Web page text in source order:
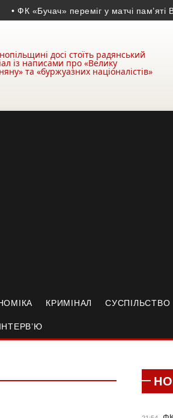
«Бучач» переміг у матчі пам’яті
досі стоїть радянський
із написами про «Велику
та «буржуазних націоналістів»
КРИМІНАЛ СУСПІЛЬСТВО
ІНТЕРВ’Ю